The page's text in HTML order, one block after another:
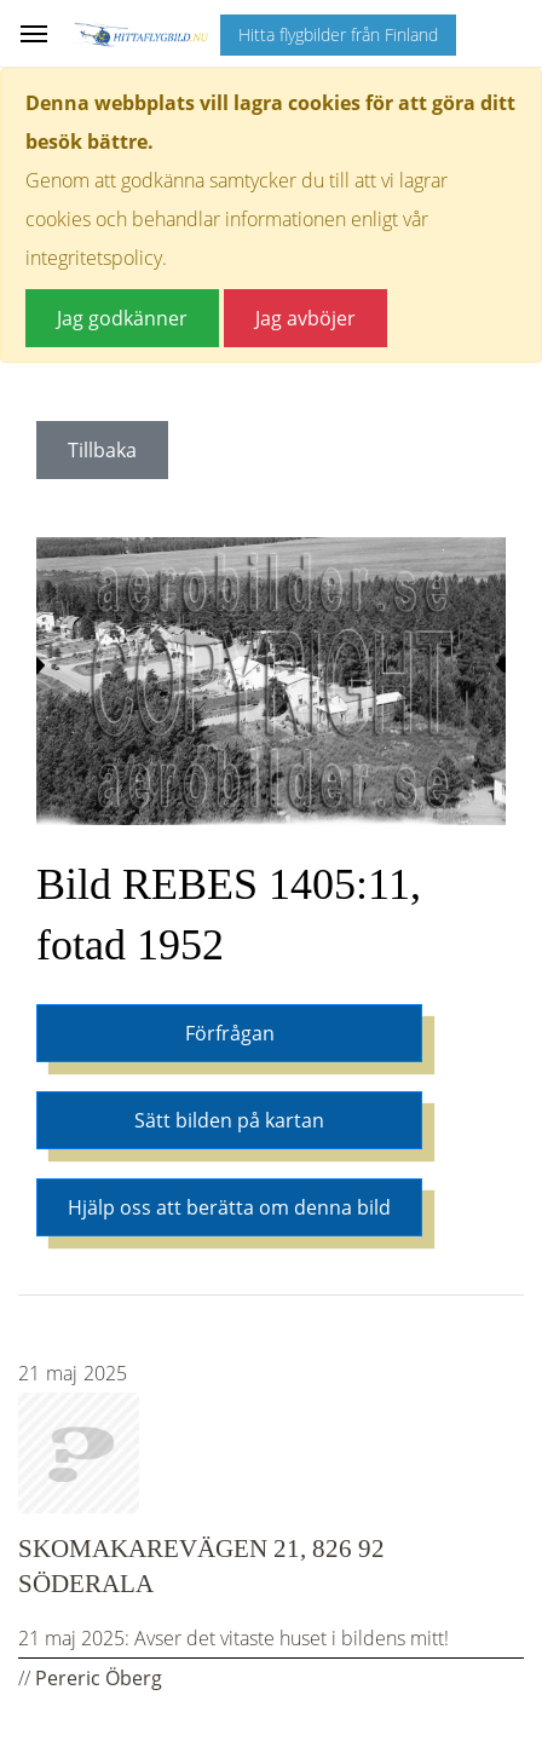
Denna webbplats vill lagra cookies för att göra ditt
besök bättre.
Genom att godkänna samtycker du till att vi lagrar
cookies och behandlar informationen enligt vår
integritetspolicy.
Jag godkänner Jag avböjer
Hitta flygbilder från Finland
Tillbaka
Bild REBES 1405:11,
fotad 1952
Förfrågan
Sätt bilden på kartan
Hjälp oss att berätta om denna bild
21 maj 2025
SKOMAKAREVÄGEN 21, 826 92
SÖDERALA
21 maj 2025: Avser det vitaste huset i bildens mitt!
// Pereric Öberg